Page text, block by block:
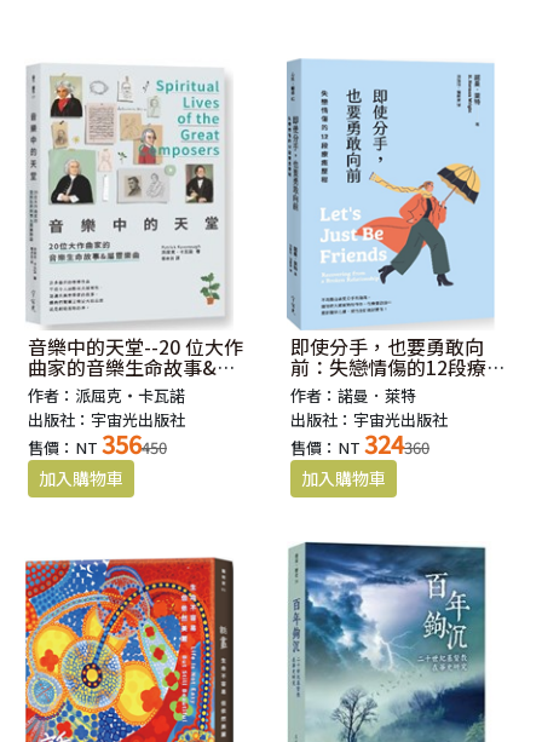
音樂中的天堂--20 位大作
曲家的音樂生命故事&屬
靈樂曲
作者：派屈克‧卡瓦諾
出版社：宇宙光出版社
售價：NT 356450
即使分手，也要勇敢向
前：失戀情傷的12段療癒
歷程(原書:戀人還是朋友)
作者：諾曼．萊特
出版社：宇宙光出版社
售價：NT 324360